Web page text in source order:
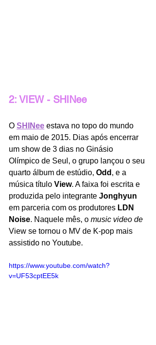
2: VIEW - SHINee
O SHINee estava no topo do mundo
em maio de 2015. Dias após encerrar
um show de 3 dias no Ginásio
Olímpico de Seul, o grupo lançou o seu
quarto álbum de estúdio, Odd , e a
música título View. A faixa foi escrita e
produzida pelo integrante Jonghyun
em parceria com os produtores LDN
Noise. Naquele mês, o music video de
View se tornou o MV de K-pop mais
assistido no Youtube.
https://www.youtube.com/watch?
v=UF53cptEE5k